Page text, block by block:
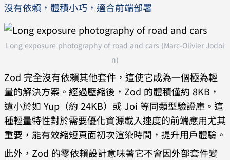
  role: 'admin',
  lastLogin: 2023-03-
15T12:34:56.789Z
*/
    }
else {
      console
.error("未知錯誤："
,
error);
  }
}
沒有依賴，體積小巧，適合前端部署
Long exposure photography of road and cars (Marc-Olivier Jodoi
n)
Zod 完全沒有依賴其他套件，這使它成為一個極為輕
量的解決方案。經過壓縮後，Zod 的體積僅約 8KB，
遠小於如 Yup（約 24KB）或 Joi 等同類型驗證庫。這
種輕量特性對於需要優化資源載入速度的前端應用尤其
重要，能有效縮短頁面初次渲染時間，提升用戶體驗。
此外，Zod 的零依賴設計意味著它不會因外部套件變